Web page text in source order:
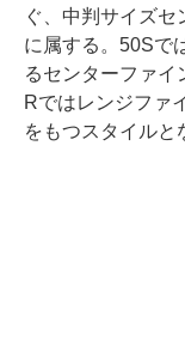
ぐ、中判サイズ
に属する。50Sで
るセンターファイ
Rではレンジファ
をもつスタイルと